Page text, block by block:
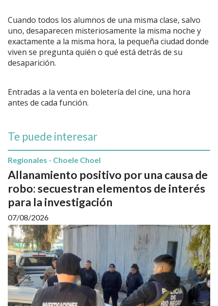
Cuando todos los alumnos de una misma clase, salvo
uno, desaparecen misteriosamente la misma noche y
exactamente a la misma hora, la pequeña ciudad donde
viven se pregunta quién o qué está detrás de su
desaparición.
Entradas a la venta en boletería del cine, una hora
antes de cada función.
Te puede interesar
Allanamiento positivo por una causa de
robo: secuestran elementos de interés
para la investigación
Regionales - Choele Choel
07/08/2026